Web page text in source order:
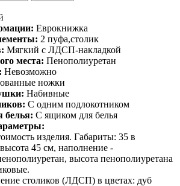
Еврокнижка
2 пуфа,столик
Мягкий с ЛДСП-накладкой
места: Пенополиуретан
Невозможно
ножки
Набивные
С одним подлокотником
белья: С ящиком для белья
изделия. Габариты: 35 в
45 см, наполнение -
высота пенополиуретана
столиков (ЛДСП) в цветах: дуб